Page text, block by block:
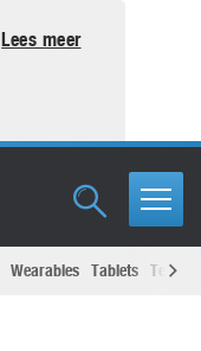
Lees meer
Wearables Tablets